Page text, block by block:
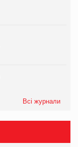
Всі журнали